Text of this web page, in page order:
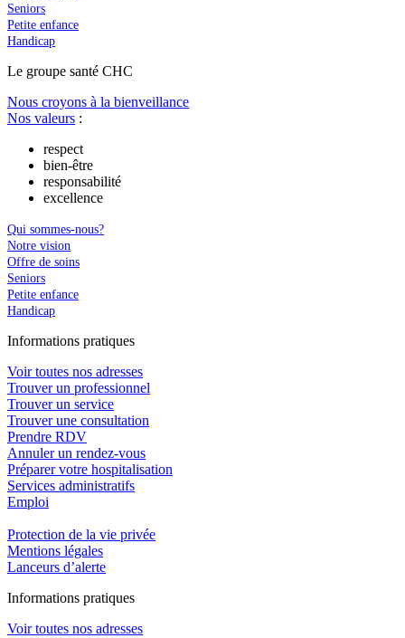
Seniors
Petite enfance
Handicap
Le groupe santé CHC
Nous croyons à la bienveillance
Nos valeurs :
respect
bien-être
responsabilité
excellence
Qui sommes-nous?
Notre vision
Offre de soins
Seniors
Petite enfance
Handicap
Informations pratiques
Voir toutes nos adresses
Trouver un professionnel
Trouver un service
Trouver une consultation
Prendre RDV
Annuler un rendez-vous
Préparer votre hospitalisation
Services administratifs
Emploi​
Protection de la vie privée
Mentions légales
Lanceurs d’alerte
Informations pratiques
Voir toutes nos adresses